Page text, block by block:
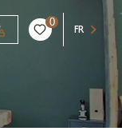
0 FR